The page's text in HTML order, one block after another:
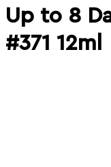
Up to 8
#371 12ml